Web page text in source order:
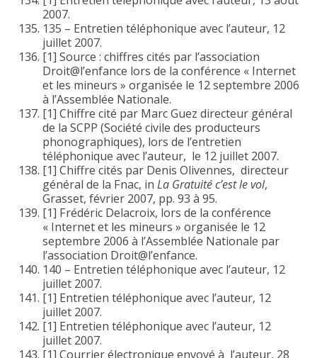
2007.
135 – Entretien téléphonique avec l’auteur, 12
juillet 2007.
[1] Source : chiffres cités par l’association
Droit@l’enfance lors de la conférence « Internet
et les mineurs » organisée le 12 septembre 2006
à l’Assemblée Nationale.
[1] Chiffre cité par Marc Guez directeur général
de la SCPP (Société civile des producteurs
phonographiques), lors de l’entretien
téléphonique avec l’auteur, le 12 juillet 2007.
[1] Chiffre cités par Denis Olivennes, directeur
général de la Fnac, in La Gratuité c’est le vol,
Grasset, février 2007, pp. 93 à 95.
[1] Frédéric Delacroix, lors de la conférence
« Internet et les mineurs » organisée le 12
septembre 2006 à l’Assemblée Nationale par
l’association Droit@l’enfance.
140 – Entretien téléphonique avec l’auteur, 12
juillet 2007.
[1] Entretien téléphonique avec l’auteur, 12
juillet 2007.
[1] Entretien téléphonique avec l’auteur, 12
juillet 2007.
[1] Courrier électronique envoyé à l’auteur, 28